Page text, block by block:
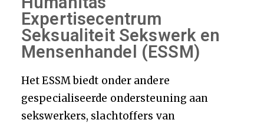
Expertisecentrum
Seksualiteit Sekswerk en
Mensenhandel (ESSM)
Het ESSM biedt onder andere
gespecialiseerde ondersteuning aan
sekswerkers, slachtoffers van